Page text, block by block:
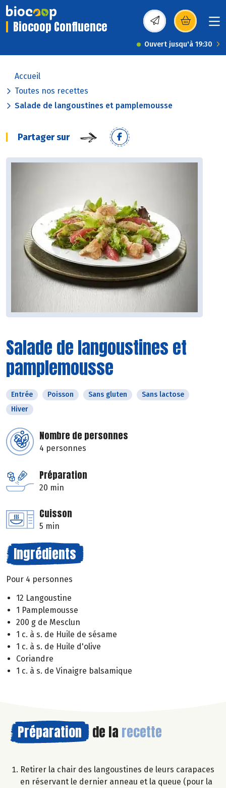
Biocoop Confluence (s’ouvre dans une
Ouvert jusqu'à 19:30
Accueil
Toutes nos recettes
Salade de langoustines et pamplemousse
Partager sur
Salade de langoustines et
pamplemousse
Entrée Poisson Sans gluten
Sans lactose
Hiver
Nombre de personnes
4 personnes
Préparation
20 min
Cuisson
5 min
Ingrédients
Pour 4 personnes
12 Langoustine
1 Pamplemousse
200 g de Mesclun
1 c. à s. de Huile de sésame
1 c. à s. de Huile d'olive
Coriandre
1 c. à s. de Vinaigre balsamique
Préparation de la recette
Retirer la chair des langoustines de leurs carapaces
en réservant le dernier anneau et la queue (pour la